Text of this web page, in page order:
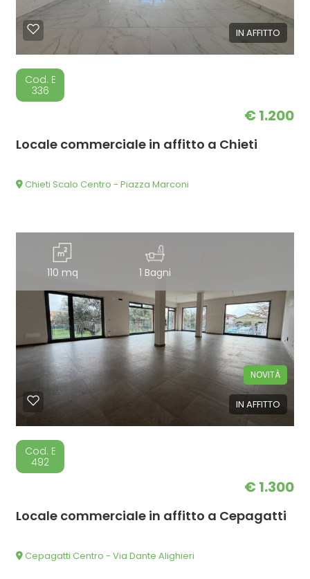
IN AFFITTO
Cod. E
336
€ 1.200
Locale commerciale in affitto a Chieti
Chieti Scalo Centro - Piazza Marconi
110 mq 1 Bagni
IN AFFITTO
NOVITÀ
Cod. E
492
€ 1.300
Locale commerciale in affitto a Cepagatti
Cepagatti Centro - Via Dante Alighieri